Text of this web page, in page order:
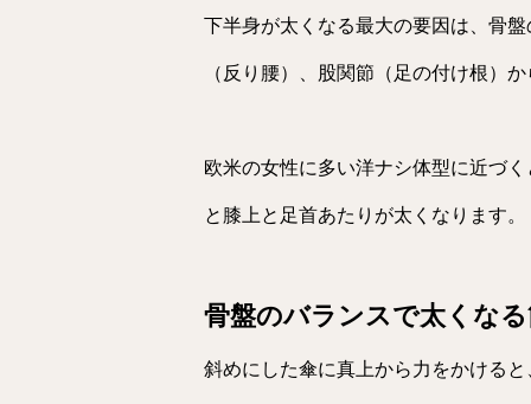
下半身が太くなる最大の要因は、骨
（反り腰）、股関節（足の付け根）
欧米の女性に多い洋ナシ体型に近づ
と膝上と足首あたりが太くなります。
骨盤のバランスで太くな
斜めにした傘に真上から力をかける